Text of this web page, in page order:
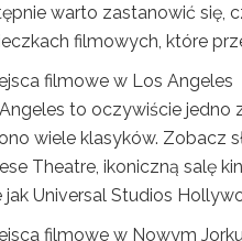
warto zastanowić się,
filmowych, które
filmowe w Los Angeles
to oczywiście jedno
wiele klasyków. Zobacz
Theatre, ikoniczną salę
jak Universal Studios
filmowe w Nowym